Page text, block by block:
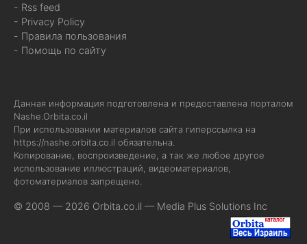
- Rss feed
- Privacy Policy
- Правила пользования
- Помощь по сайту
Данная информация подготовлена и предоставлена порталом
Nashe.Orbita.co.il
При использовании материалов сайта гиперссылка на
https://nashe.orbita.co.il обязательна.
Копирование, воспроизведение, а так же любое другое
использование иллюстраций, видеоматериалов,
фотоматериалов запрещено.
© 2008 — 2026 Orbita.co.il — Media Plus Solutions Inc